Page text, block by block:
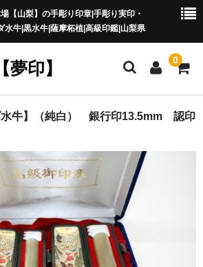
【山梨】の手彫り印章|手彫り実印・
水牛|黒水牛|薩摩柘植|高級印鑑|山梨県
印】 0
水牛】（純白） 銀行印13.5mm 認印